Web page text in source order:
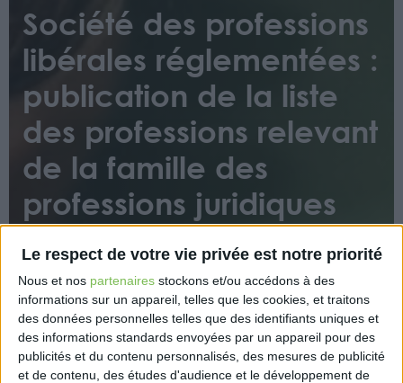
Le respect de votre vie privée est notre priorité
Nous et nos partenaires stockons et/ou accédons à des
informations sur un appareil, telles que les cookies, et traitons
des données personnelles telles que des identifiants uniques et
des informations standards envoyées par un appareil pour des
publicités et du contenu personnalisés, des mesures de publicité
et de contenu, des études d'audience et le développement de
Société des professions
libérales réglementées :
publication de la liste
des professions relevant
de la famille des
professions juridiques
ou judiciaires prévue à
l’article 2 de
l’ordonnance n°2023-77
du 8 février 2023